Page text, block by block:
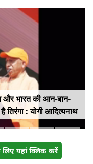
और भारत की आन-बान-
तिरंगा : योगी आदित्यनाथ
यहां क्लिक करें